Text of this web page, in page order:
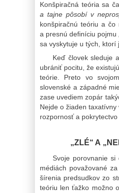
Konšpiračná teória sa
a tajne pôsobí v
konšpiračnú teóriu a
a presnú definíciu pojmu
sa vyskytuje u tých,
Keď človek sleduje
ubrániť pocitu, že
teórie. Preto vo
slovenské a západné
zase uvediem zopár
Nejde o žiaden
rozpornosť a
„ZLÉ“ A
Svoje porovnanie
médiách považované
šírenia predsudkov zo
teóriu len ťažko možno